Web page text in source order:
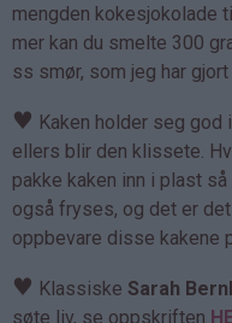
mengden kokesjokolade
mer kan du smelte 300
ss smør, som jeg har
♥ Kaken holder seg god
ellers blir den klissete.
pakke kaken inn i plast
også fryses, og det er
oppbevare disse kakene
♥ Klassiske Sarah
søte liv, se oppskriften